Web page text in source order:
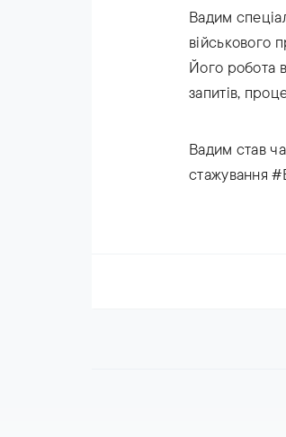
Вадим
військового
Його робота
запитів,
Вадим став
стажування